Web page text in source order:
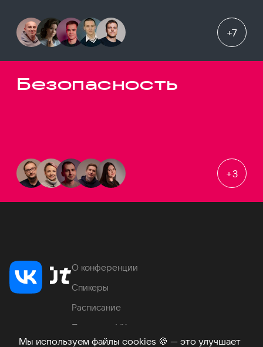
Мы используем файлы cookies 🍪 — это улучшает
+7
Безопасность
+3
О конференции
Спикеры
Расписание
Продукты VK